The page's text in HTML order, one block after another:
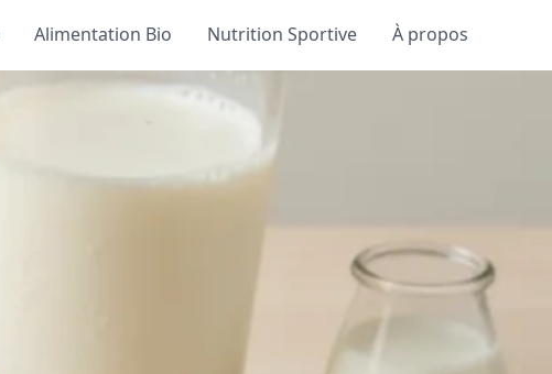
Alimentation Bio Nutrition Sportive À propos